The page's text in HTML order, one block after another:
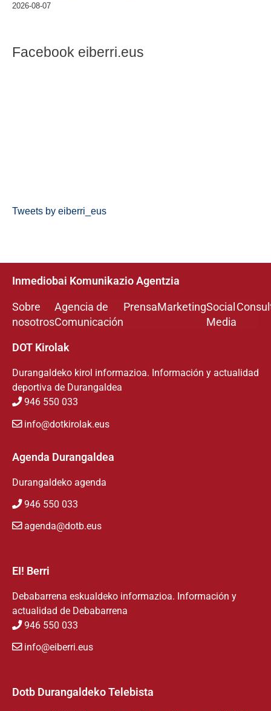
2026-08-07
Facebook eiberri.eus
Tweets by eiberri_eus
Inmediobai Komunikazio Agentzia
Sobre
nosotros
Agencia de
Comunicación
PrensaMarketingSocial
Media
DOT Kirolak
Durangaldeko kirol informazioa. Información y actualidad
deportiva de Durangaldea
946 550 033
info@dotkirolak.eus
Agenda Durangaldea
Durangaldeko agenda
946 550 033
agenda@dotb.eus
EI! Berri
Debabarrena eskualdeko informazioa. Información y
actualidad de Debabarrena
946 550 033
info@eiberri.eus
Dotb Durangaldeko Telebista